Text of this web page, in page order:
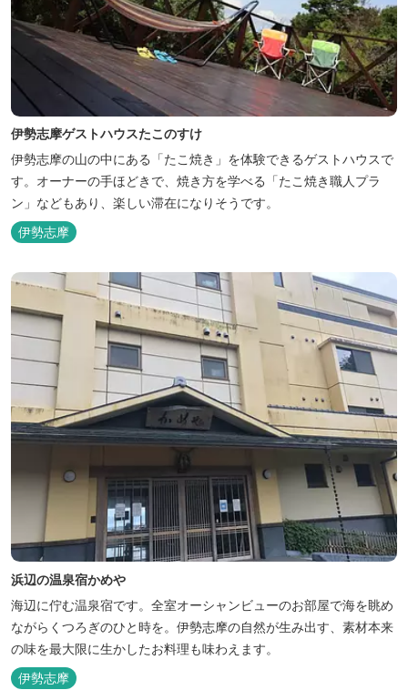
伊勢志摩ゲストハウスたこのすけ
伊勢志摩の山の中にある「たこ焼き」を体験できるゲストハウスで
す。オーナーの手ほどきで、焼き方を学べる「たこ焼き職人プラ
ン」などもあり、楽しい滞在になりそうです。
伊勢志摩
浜辺の温泉宿かめや
海辺に佇む温泉宿です。全室オーシャンビューのお部屋で海を眺め
ながらくつろぎのひと時を。伊勢志摩の自然が生み出す、素材本来
の味を最大限に生かしたお料理も味わえます。
伊勢志摩